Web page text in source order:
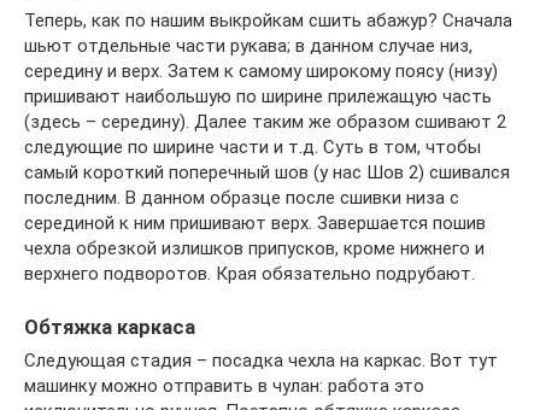
Теперь, как по нашим выкройкам сшить абажур? Сначала
шьют отдельные части рукава; в данном случае низ,
середину и верх. Затем к самому широкому поясу (низу)
пришивают наибольшую по ширине прилежащую часть
(здесь – середину). Далее таким же образом сшивают 2
следующие по ширине части и т.д. Суть в том, чтобы
самый короткий поперечный шов (у нас Шов 2) сшивался
последним. В данном образце после сшивки низа с
серединой к ним пришивают верх. Завершается пошив
чехла обрезкой излишков припусков, кроме нижнего и
верхнего подворотов. Края обязательно подрубают.
Обтяжка каркаса
Следующая стадия – посадка чехла на каркас. Вот тут
машинку можно отправить в чулан: работа это